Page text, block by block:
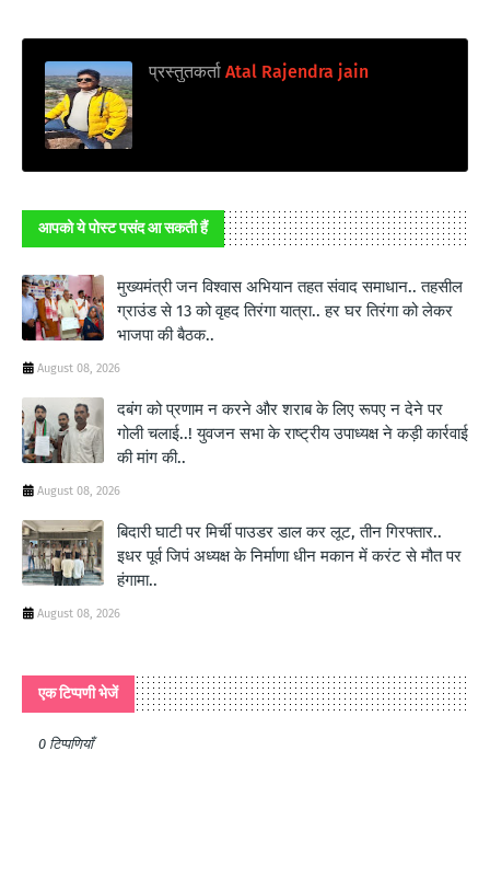
प्रस्तुतकर्ता Atal Rajendra jain
आपको ये पोस्ट पसंद आ सकती हैं
मुख्यमंत्री जन विश्वास अभियान तहत संवाद समाधान.. तहसील
ग्राउंड से 13 को वृहद तिरंगा यात्रा.. हर घर तिरंगा को लेकर
भाजपा की बैठक..
August 08, 2026
दबंग को प्रणाम न करने और शराब के लिए रूपए न देने पर
गोली चलाई..! युवजन सभा के राष्ट्रीय उपाध्यक्ष ने कड़ी कार्रवाई
की मांग की..
August 08, 2026
बिदारी घाटी पर मिर्ची पाउडर डाल कर लूट, तीन गिरफ्तार..
इधर पूर्व जिपं अध्यक्ष के निर्माणा धीन मकान में करंट से मौत पर
हंगामा..
August 08, 2026
एक टिप्पणी भेजें
0 टिप्पणियाँ